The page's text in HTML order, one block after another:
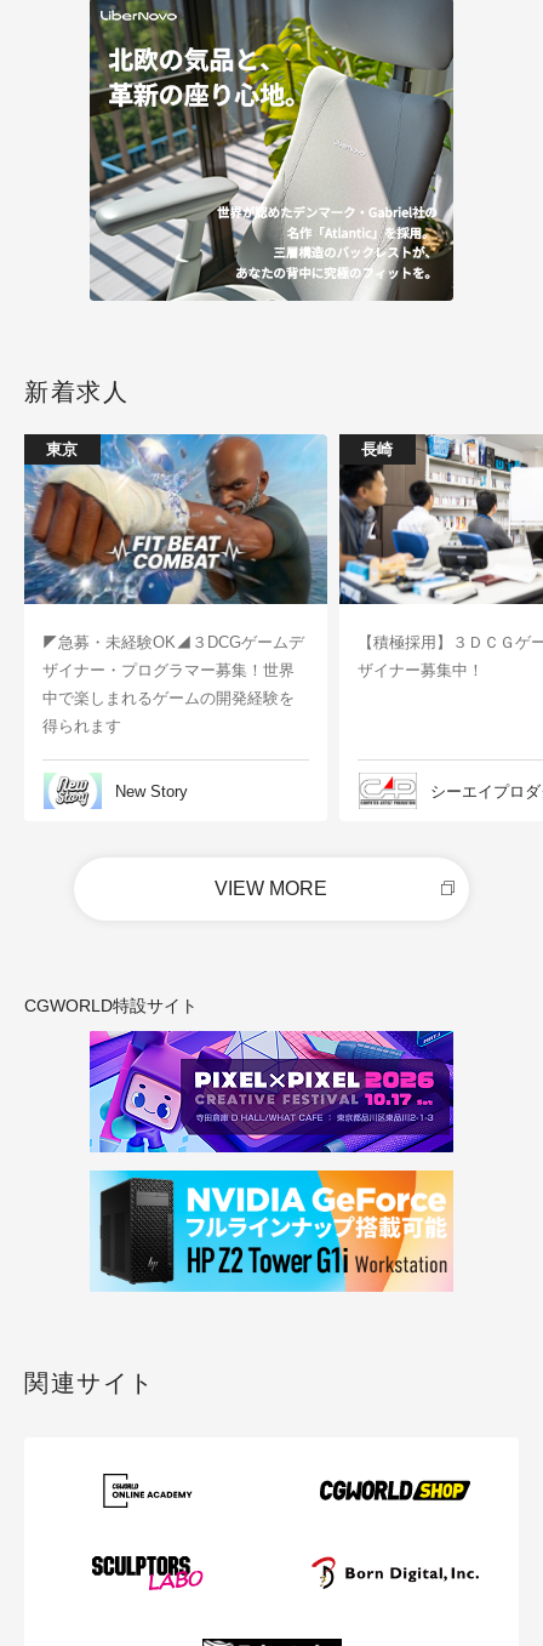
新着求人
東京
◤急募・未経験OK◢３DCGゲームデ
ザイナー・プログラマー募集！世界
中で楽しまれるゲームの開発経験を
得られます
New Story
長崎
【積極採用】３ＤＣＧゲ
ザイナー募集中！
シーエイプロ
VIEW MORE
CGWORLD特設サイト
関連サイト